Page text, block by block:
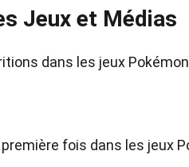
Jeux et Médias
dans les jeux
fois dans les jeux